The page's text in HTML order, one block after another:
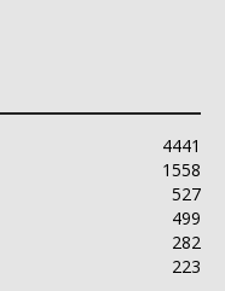
4441
1558
527
499
282
223